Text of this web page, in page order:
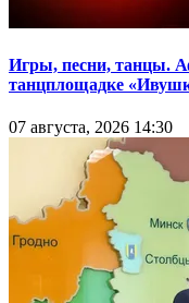
Игры, песни, танцы.
танцплощадке
07 августа, 2026 14:30